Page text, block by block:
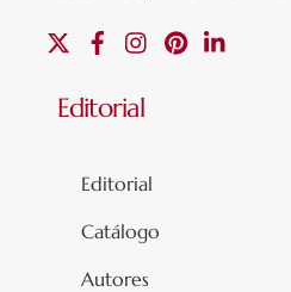
FacebookInstagramPinterest
Editorial
Editorial
Catálogo
Autores